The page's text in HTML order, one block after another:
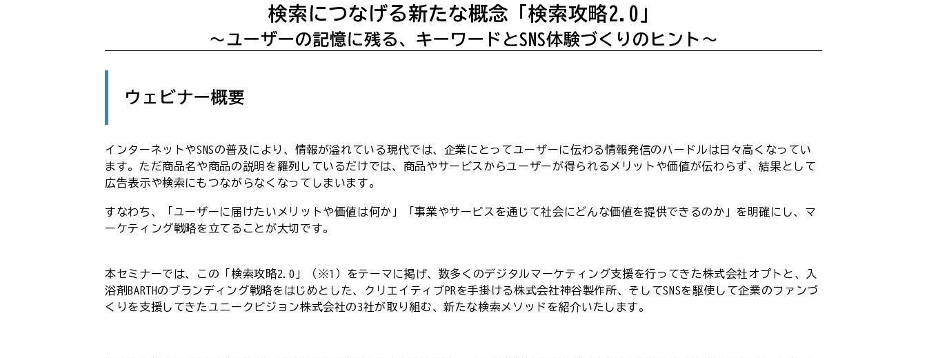
検索につなげる新たな概念「検索攻略2.0」
～ユーザーの記憶に残る、キーワードとSNS体験づくりのヒント～
ウェビナー概要
インターネットやSNSの普及により、情報が溢れている現代では、企業にとってユーザーに伝わる情報発信のハードルは日々高くなってい
ます。ただ商品名や商品の説明を羅列しているだけでは、商品やサービスからユーザーが得られるメリットや価値が伝わらず、結果として
広告表示や検索にもつながらなくなってしまいます。
すなわち、「ユーザーに届けたいメリットや価値は何か」「事業やサービスを通じて社会にどんな価値を提供できるのか」を明確にし、マ
ーケティング戦略を立てることが大切です。
本セミナーでは、この「検索攻略2.0」（※1）をテーマに掲げ、数多くのデジタルマーケティング支援を行ってきた株式会社オプトと、入
浴剤BARTHのブランディング戦略をはじめとした、クリエイティブPRを手掛ける株式会社神谷製作所、そしてSNSを駆使して企業のファンづ
くりを支援してきたユニークビジョン株式会社の3社が取り組む、新たな検索メソッドを紹介いたします。